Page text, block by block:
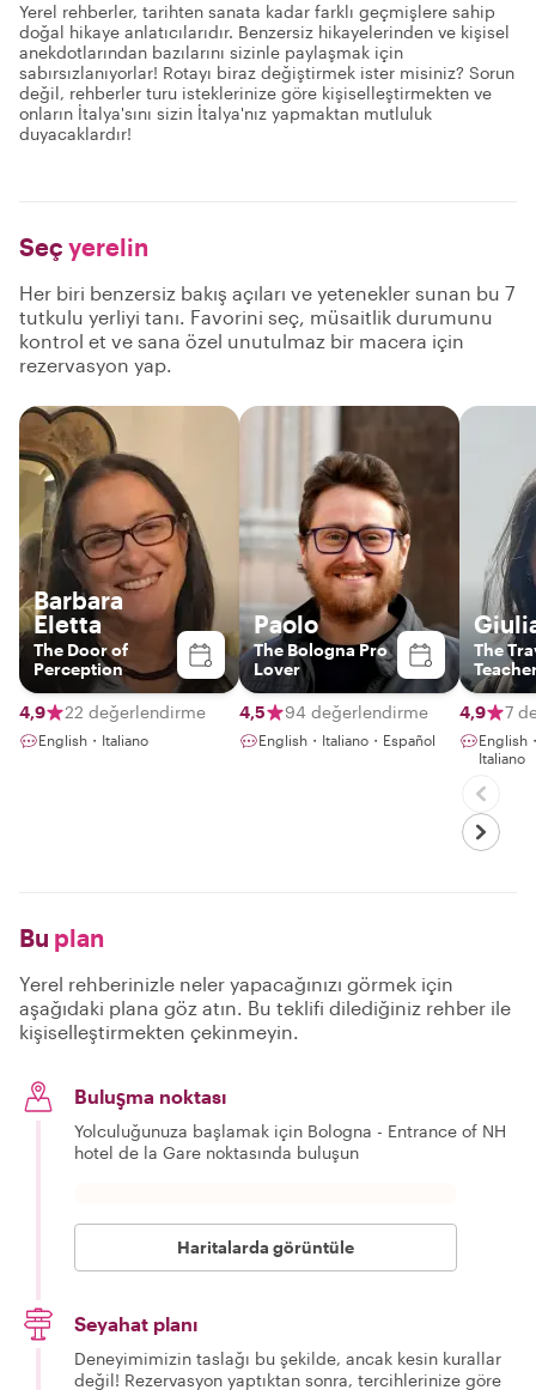
Yerel rehberler, tarihten sanata kadar farklı geçmişlere sahip
doğal hikaye anlatıcılarıdır. Benzersiz hikayelerinden ve kişisel
anekdotlarından bazılarını sizinle paylaşmak için
sabırsızlanıyorlar! Rotayı biraz değiştirmek ister misiniz? Sorun
değil, rehberler turu isteklerinize göre kişiselleştirmekten ve
onların İtalya'sını sizin İtalya'nız yapmaktan mutluluk
duyacaklardır!
Seç yerelin
Her biri benzersiz bakış açıları ve yetenekler sunan bu 7
tutkulu yerliyi tanı. Favorini seç, müsaitlik durumunu
kontrol et ve sana özel unutulmaz bir macera için
rezervasyon yap.
Barbara
Eletta
The Door of
Perception
4,9 22 değerlendirme
English・Italiano
Paolo
The Bologna Pro
Lover
4,5 94 değerlendirme
English・Italiano・Español
The
4,9 7
English
Italiano
Bu plan
Yerel rehberinizle neler yapacağınızı görmek için
aşağıdaki plana göz atın. Bu teklifi dilediğiniz rehber ile
kişiselleştirmekten çekinmeyin.
Buluşma noktası
Yolculuğunuza başlamak için Bologna - Entrance of NH
hotel de la Gare noktasında buluşun
Haritalarda görüntüle
Seyahat planı
Deneyimimizin taslağı bu şekilde, ancak kesin kurallar
değil! Rezervasyon yaptıktan sonra, tercihlerinize göre